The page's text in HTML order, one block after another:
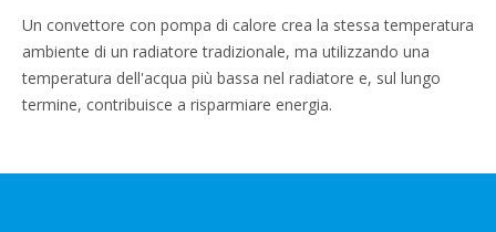
Un convettore con pompa di calore crea la stessa temperatura
ambiente di un radiatore tradizionale, ma utilizzando una
temperatura dell'acqua più bassa nel radiatore e, sul lungo
termine, contribuisce a risparmiare energia.